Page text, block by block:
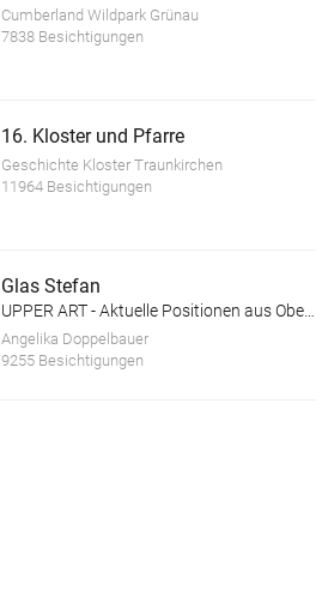
Cumberland Wildpark Grünau
7838 Besichtigungen
16. Kloster und Pfarre
Geschichte Kloster Traunkirchen
11964 Besichtigungen
Glas Stefan
UPPER ART - Aktuelle Positionen aus Oberösterreich. Ausstellung in der Galerie im Granitmuseum Schärding
Angelika Doppelbauer
9255 Besichtigungen